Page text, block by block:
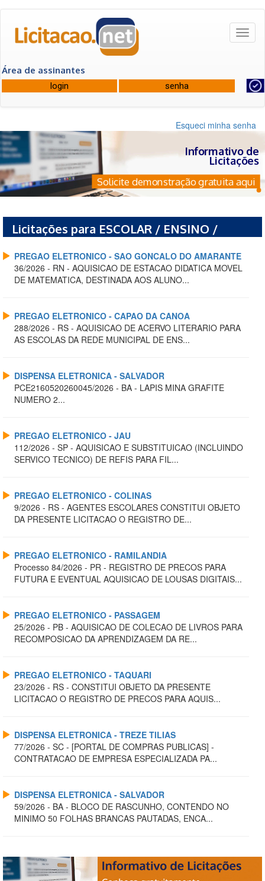
Área de assinantes
Esqueci minha senha
Informativo de
Licitações
Solicite demonstração gratuita aqui
Licitações para ESCOLAR / ENSINO /
PREGAO ELETRONICO - SAO GONCALO DO AMARANTE
36/2026 - RN - AQUISICAO DE ESTACAO DIDATICA MOVEL
DE MATEMATICA, DESTINADA AOS ALUNO...
PREGAO ELETRONICO - CAPAO DA CANOA
288/2026 - RS - AQUISICAO DE ACERVO LITERARIO PARA
AS ESCOLAS DA REDE MUNICIPAL DE ENS...
DISPENSA ELETRONICA - SALVADOR
PCE2160520260045/2026 - BA - LAPIS MINA GRAFITE
NUMERO 2...
PREGAO ELETRONICO - JAU
112/2026 - SP - AQUISICAO E SUBSTITUICAO (INCLUINDO
SERVICO TECNICO) DE REFIS PARA FIL...
PREGAO ELETRONICO - COLINAS
9/2026 - RS - AGENTES ESCOLARES CONSTITUI OBJETO
DA PRESENTE LICITACAO O REGISTRO DE...
PREGAO ELETRONICO - RAMILANDIA
Processo 84/2026 - PR - REGISTRO DE PRECOS PARA
FUTURA E EVENTUAL AQUISICAO DE LOUSAS DIGITAIS...
PREGAO ELETRONICO - PASSAGEM
25/2026 - PB - AQUISICAO DE COLECAO DE LIVROS PARA
RECOMPOSICAO DA APRENDIZAGEM DA RE...
PREGAO ELETRONICO - TAQUARI
23/2026 - RS - CONSTITUI OBJETO DA PRESENTE
LICITACAO O REGISTRO DE PRECOS PARA AQUIS...
DISPENSA ELETRONICA - TREZE TILIAS
77/2026 - SC - [PORTAL DE COMPRAS PUBLICAS] -
CONTRATACAO DE EMPRESA ESPECIALIZADA PA...
DISPENSA ELETRONICA - SALVADOR
59/2026 - BA - BLOCO DE RASCUNHO, CONTENDO NO
MINIMO 50 FOLHAS BRANCAS PAUTADAS, ENCA...